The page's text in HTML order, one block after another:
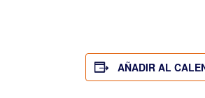
AÑADIR AL